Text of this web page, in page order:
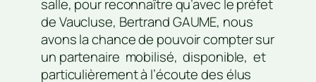
salle, pour reconnaître qu’avec le préfet
de Vaucluse, Bertrand GAUME, nous
avons la chance de pouvoir compter sur
un partenaire mobilisé, disponible, et
particulièrement à l’écoute des élus